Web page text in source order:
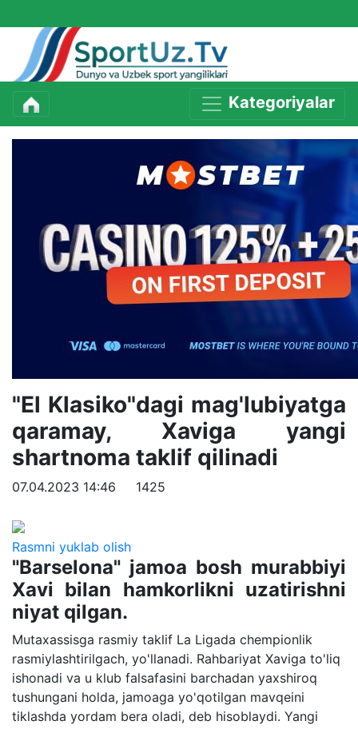
Kategoriyalar
"El Klasiko"dagi mag'lubiyatga
qaramay, Xaviga yangi
shartnoma taklif qilinadi
07.04.2023 14:46 1425
Rasmni yuklab olish
"Barselona" jamoa bosh murabbiyi
Xavi bilan hamkorlikni uzatirishni
niyat qilgan.
Mutaxassisga rasmiy taklif La Ligada chempionlik
rasmiylashtirilgach, yo'llanadi. Rahbariyat Xaviga to'liq
ishonadi va u klub falsafasini barchadan yaxshiroq
tushungani holda, jamoaga yo'qotilgan mavqeini
tiklashda yordam bera oladi, deb hisoblaydi. Yangi